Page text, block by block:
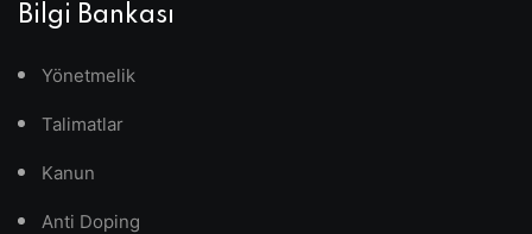
Bilgi Bankası
Yönetmelik
Talimatlar
Kanun
Anti Doping